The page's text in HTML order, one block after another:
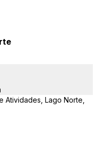
Atividades, Lago Norte,